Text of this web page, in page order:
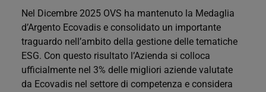
Nel Dicembre 2025 OVS ha mantenuto la Medaglia
d’Argento Ecovadis e consolidato un importante
traguardo nell’ambito della gestione delle tematiche
ESG. Con questo risultato l’Azienda si colloca
ufficialmente nel 3% delle migliori aziende valutate
da Ecovadis nel settore di competenza e considera